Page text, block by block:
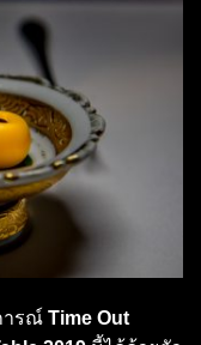
ารณ์ Time Out